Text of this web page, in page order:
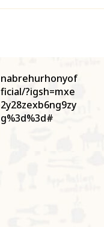
nabrehurhonyof
ficial/?igsh=mxe
2y28zexb6ng9zy
g%3d%3d#